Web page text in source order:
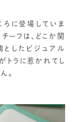
ろに登場していま
ーフは、どこか関
としたビジュアル
トラに惹かれてし
。